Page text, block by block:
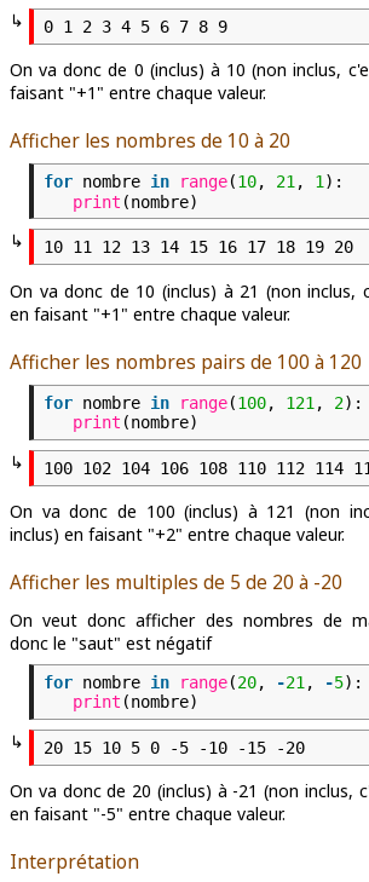
↳
On va donc de 0 (inclus) à 10 (non inclus,
faisant "+1" entre chaque valeur.
Afficher les nombres de 10 à 20
for nombre in range(10, 21, 1):
print (nombre)
↳
On va donc de 10 (inclus) à 21 (non inclus,
en faisant "+1" entre chaque valeur.
Afficher les nombres pairs de 100 à 120
for nombre in range(100, 121 , 2):
print (nombre)
↳
On va donc de 100 (inclus) à 121 (non
inclus) en faisant "+2" entre chaque valeur.
Afficher les multiples de 5 de 20 à -20
On veut donc afficher des nombres de
donc le "saut" est négatif
for nombre in range(20, -21 , -5):
print (nombre)
↳
On va donc de 20 (inclus) à -21 (non inclus,
en faisant "-5" entre chaque valeur.
Interprétation